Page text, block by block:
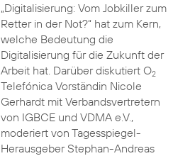
„Digitalisierung: Vom Jobkiller zum
Retter in der Not?“ hat zum Kern,
welche Bedeutung die
Digitalisierung für die Zukunft der
Arbeit hat. Darüber diskutiert O2
Telefónica Vorständin Nicole
Gerhardt mit Verbandsvertretern
von IGBCE und VDMA e.V.,
moderiert von Tagesspiegel-
Herausgeber Stephan-Andreas